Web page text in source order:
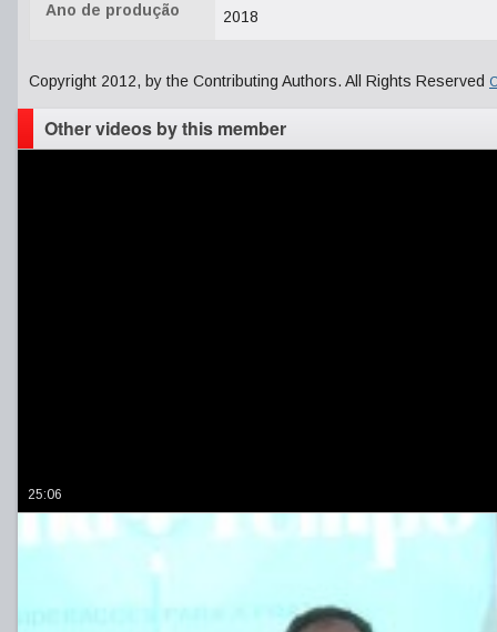
Ano de produção 2018
Copyright 2012, by the Contributing Authors. All Rights Reserved
Other videos by this member
25:06